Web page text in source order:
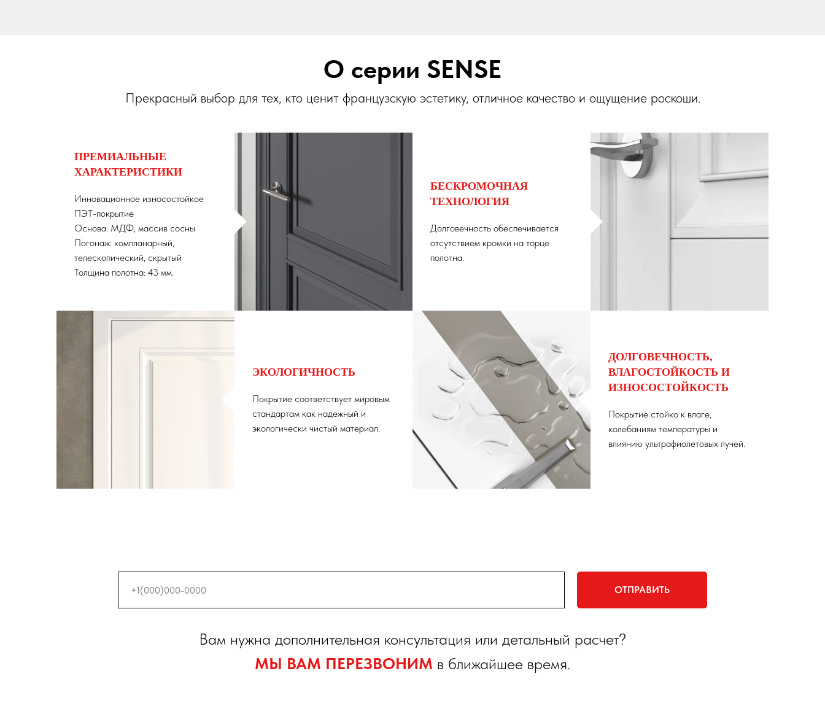
О серии SENSE
Прекрасный выбор для тех, кто ценит французскую эстетику, отличное качество и ощущение роскоши.
ПРЕМИАЛЬНЫЕ
ХАРАКТЕРИСТИКИ
Инновационное износостойкое
ПЭТ-покрытие
Основа: МДФ, массив сосны
Погонаж: компланарный,
телескопический, скрытый
Толщина полотна: 43 мм.
БЕСКРОМОЧНАЯ
ТЕХНОЛОГИЯ
Долговечность обеспечивается
отсутствием кромки на торце
полотна.
ЭКОЛОГИЧНОСТЬ
Покрытие соответствует мировым
стандартам как надежный и
экологически чистый материал.
ДОЛГОВЕЧНОСТЬ,
ВЛАГОСТОЙКОСТЬ И
ИЗНОСОСТОЙКОСТЬ
Покрытие стойко к влаге,
колебаниям температуры и
влиянию ультрафиолетовых лучей.
ОТПРАВИТЬ
Вам нужна дополнительная консультация или детальный расчет?
МЫ ВАМ ПЕРЕЗВОНИМ в ближайшее время.